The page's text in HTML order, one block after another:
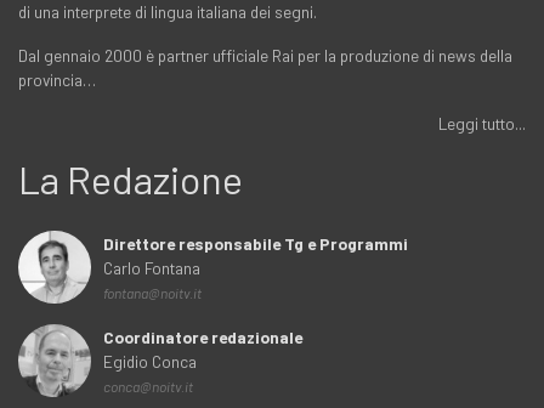
di una interprete di lingua italiana dei segni.
Dal gennaio 2000 è partner ufficiale Rai per la produzione di news della
provincia…
Leggi tutto...
La Redazione
Direttore responsabile Tg e Programmi
Carlo Fontana
fontana@noitv.it
Coordinatore redazionale
Egidio Conca
conca@noitv.it